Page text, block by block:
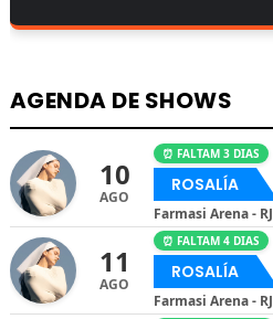
AGENDA DE SHOWS
10
AGO
⏰ FALTAM 3 DIAS
ROSALÍA
Farmasi Arena - RJ
11
AGO
⏰ FALTAM 4 DIAS
ROSALÍA
Farmasi Arena - RJ